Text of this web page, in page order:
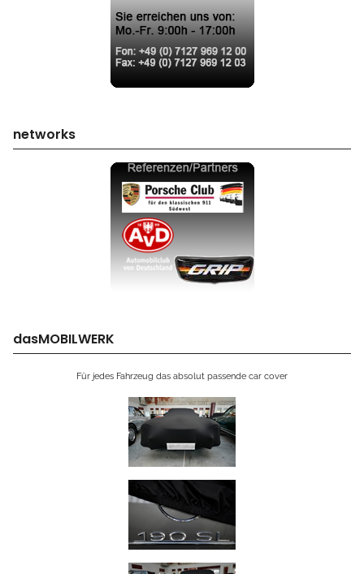
networks
dasMOBILWERK
Für jedes Fahrzeug das absolut passende car cover